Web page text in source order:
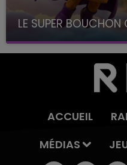
LE SUPER
avec La Famille
ACCUEIL
MÉDIAS